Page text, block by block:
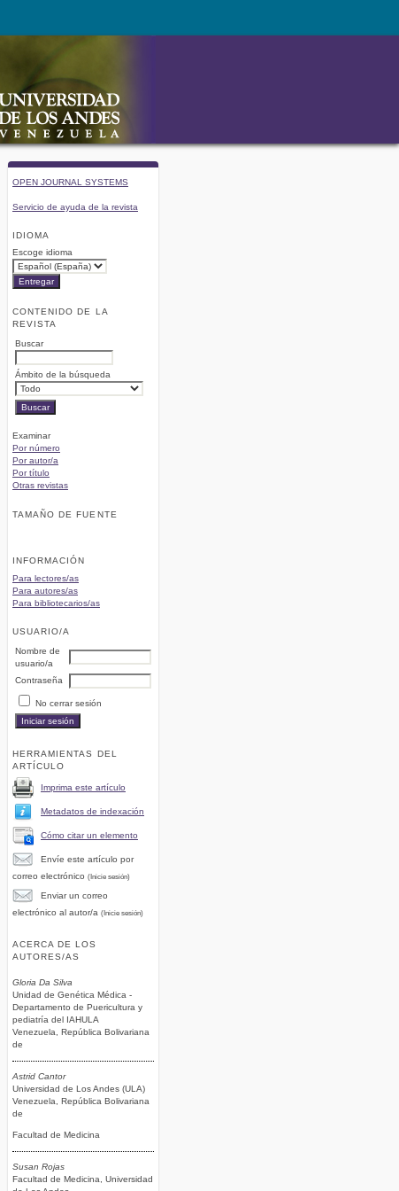
OPEN JOURNAL SYSTEMS
Servicio de ayuda de la revista
IDIOMA
Escoge idioma
CONTENIDO DE LA
REVISTA
Buscar
Ámbito de la búsqueda
Examinar
Por número
Por autor/a
Por título
Otras revistas
TAMAÑO DE FUENTE
INFORMACIÓN
Para lectores/as
Para autores/as
Para bibliotecarios/as
USUARIO/A
Nombre de
usuario/a
Contraseña
No cerrar sesión
HERRAMIENTAS DEL
ARTÍCULO
Imprima este artículo
Metadatos de indexación
Cómo citar un elemento
Envíe este artículo por
correo electrónico (Inicie sesión)
Enviar un correo
electrónico al autor/a (Inicie sesión)
ACERCA DE LOS
AUTORES/AS
Gloria Da Silva
Unidad de Genética Médica -
Departamento de Puericultura y
pediatría del IAHULA
Venezuela, República Bolivariana
de
Astrid Cantor
Universidad de Los Andes (ULA)
Venezuela, República Bolivariana
de
Facultad de Medicina
Susan Rojas
Facultad de Medicina, Universidad